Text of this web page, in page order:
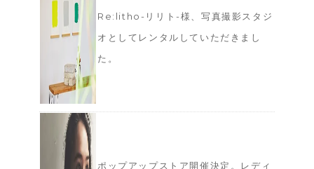
Re:litho-リリト-様、写真撮影スタジ
オとしてレンタルしていただきまし
た。
ポップアップストア開催決定。レディ